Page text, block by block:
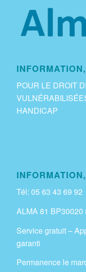
POUR LE DROIT
HANDICAP
Tél: 05 63 43 69 92
ALMA 81
Service gratuit –
garanti
Permanence le